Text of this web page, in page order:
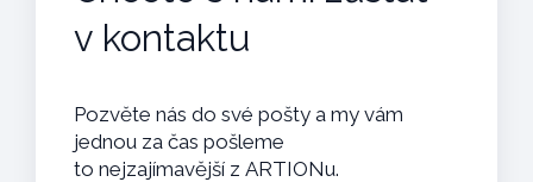
v kontaktu
Pozvěte nás do své pošty a my vám
jednou za čas pošleme
to nejzajímavější z ARTIONu.